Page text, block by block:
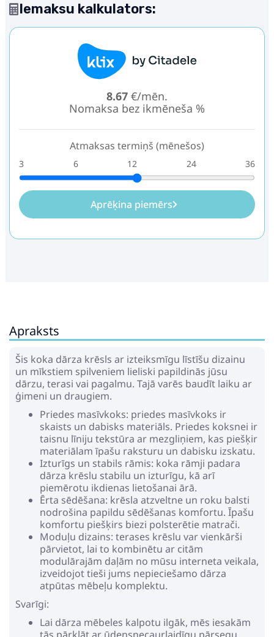
Iemaksu kalkulators:
8.67 €/mēn.
Nomaksa bez ikmēneša %
Atmaksas termiņš (mēnešos)
3 6 12 24 36
Aprēķina piemērs
Apraksts
Šis koka dārza krēsls ar izteiksmīgu līstīšu dizainu
un mīkstiem spilveniem lieliski papildinās jūsu
dārzu, terasi vai pagalmu. Tajā varēs baudīt laiku ar
ģimeni un draugiem.
Priedes masīvkoks: priedes masīvkoks ir
skaists un dabisks materiāls. Priedes koksnei ir
taisnu līniju tekstūra ar mezgliņiem, kas piešķir
materiālam īpašu raksturu un dabisku izskatu.
Izturīgs un stabils rāmis: koka rāmji padara
dārza krēslu stabilu un izturīgu, kā arī
piemērotu ikdienas lietošanai ārā.
Ērta sēdēšana: krēsla atzveltne un roku balsti
nodrošina papildu sēdēšanas komfortu. Īpašu
komfortu piešķirs biezi polsterētie matrači.
Moduļu dizains: terases krēslu var vienkārši
pārvietot, lai to kombinētu ar citām
modulārajām daļām no mūsu interneta veikala,
izveidojot tieši jums nepieciešamo dārza
atpūtas mēbeļu komplektu.
Svarīgi:
Lai dārza mēbeles kalpotu ilgāk, mēs iesakām